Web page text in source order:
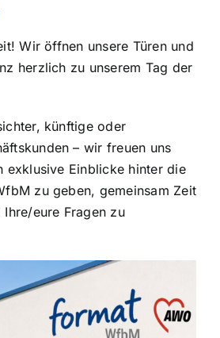
Wir öffnen unsere Türen und
herzlich zu unserem Tag der
künftige oder
– wir freuen uns
exklusive Einblicke hinter die
zu geben, gemeinsam Zeit
eure Fragen zu